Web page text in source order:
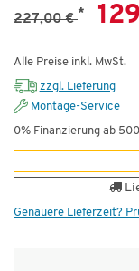
227,00 €*
Alle Preise inkl. MwSt.
zzgl. Lieferung
Montage-Service
0% Finanzierung ab
Genauere Lieferzeit?